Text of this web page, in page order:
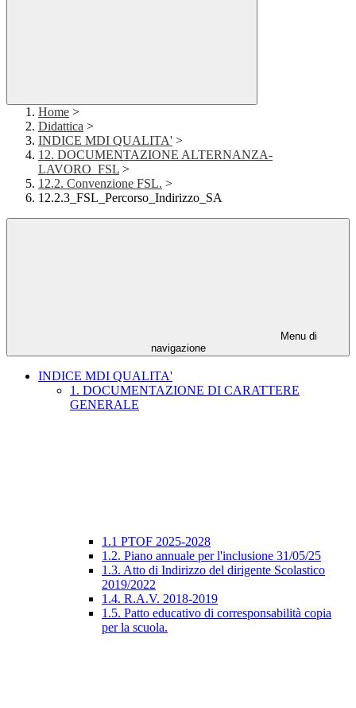
Home >
Didattica >
INDICE MDI QUALITA' >
12. DOCUMENTAZIONE ALTERNANZA-
LAVORO_FSL >
12.2. Convenzione FSL. >
12.2.3_FSL_Percorso_Indirizzo_SA
Menu di
navigazione
INDICE MDI QUALITA'
1. DOCUMENTAZIONE DI CARATTERE
GENERALE
1.1 PTOF 2025-2028
1.2. Piano annuale per l'inclusione 31/05/25
1.3. Atto di Indirizzo del dirigente Scolastico
2019/2022
1.4. R.A.V. 2018-2019
1.5. Patto educativo di corresponsabilità copia
per la scuola.